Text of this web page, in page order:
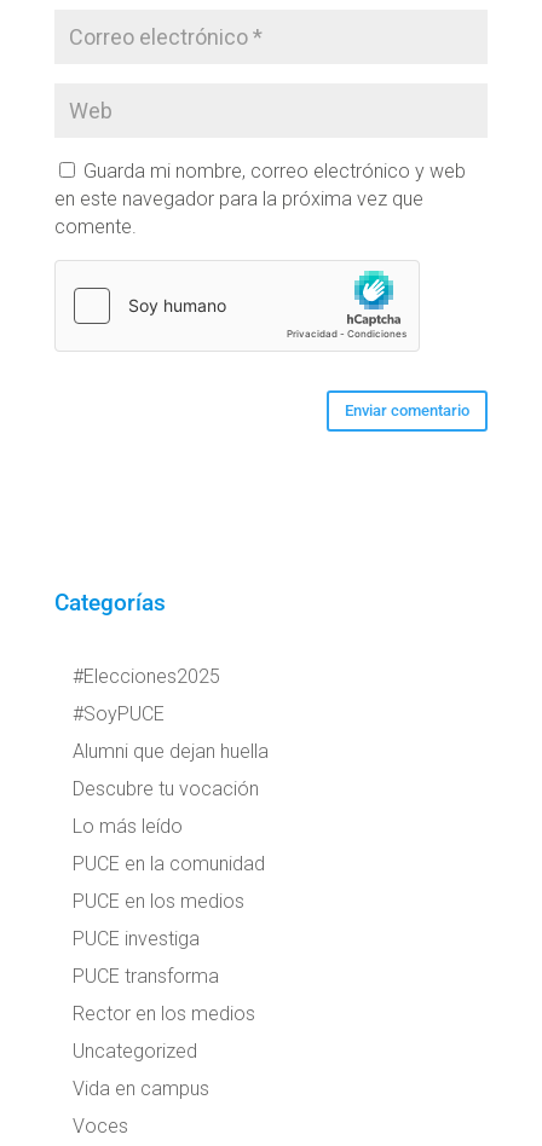
Guarda mi nombre, correo electrónico y web
en este navegador para la próxima vez que
comente.
Categorías
#Elecciones2025
#SoyPUCE
Alumni que dejan huella
Descubre tu vocación
Lo más leído
PUCE en la comunidad
PUCE en los medios
PUCE investiga
PUCE transforma
Rector en los medios
Uncategorized
Vida en campus
Voces